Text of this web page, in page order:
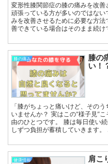
変形性膝関節症の膝の痛みを改
頑張っている方が多いのではな
みを改善させるために必要な方
善できている場合はそのまま続
膝の痛み
膝の
い！
「膝がちょっと痛いけど、その
いませんか？ 実はこの“様子見”
由のひとつです。 膝は毎日使い
しずつ負担が蓄積していきます
健康情報 肩こ